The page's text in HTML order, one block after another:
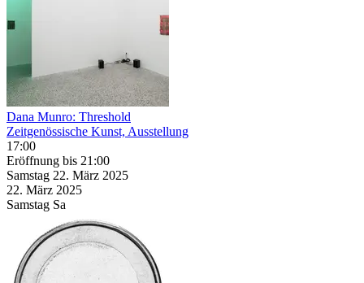
Dana Munro: Threshold
Zeitgenössische Kunst, Ausstellung
17:00
Eröffnung bis 21:00
Samstag 22. März 2025
22. März 2025
Samstag Sa